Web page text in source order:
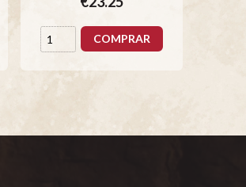
COMPRAR